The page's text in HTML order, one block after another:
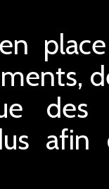
des
afin